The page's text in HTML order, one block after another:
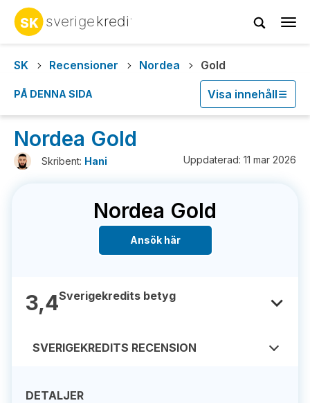
SK
Recensioner Nordea Gold
PÅ DENNA SIDA Visa innehåll
Nordea Gold
Skribent: Hani Uppdaterad: 11 mar 2026
Nordea Gold
Ansök här
3,4Sverigekredits betyg
SVERIGEKREDITS RECENSION
DETALJER